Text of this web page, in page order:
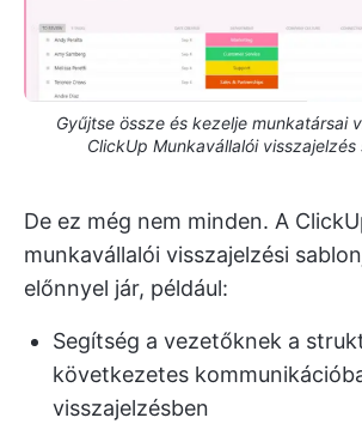
Gyűjtse össze és kezelje munkatársai
ClickUp Munkavállalói visszajelzés
De ez még nem minden. A
munkavállalói visszajelzési
előnnyel jár, például:
Segítség a vezetőknek a
következetes
visszajelzésben